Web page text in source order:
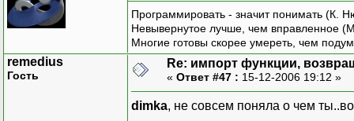
Программировать - значит понимать (К.
Невывернутое лучше, чем вправленное
Многие готовы скорее умереть, чем
remedius
Гость
Re: импорт функции,
« Ответ #47 : 15-12-2006 19:12 »
dimka, не совсем поняла о чем